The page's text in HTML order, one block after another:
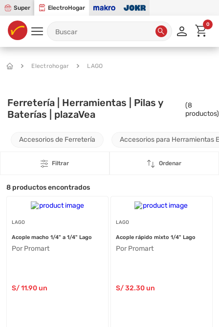
Super ElectroHogar
0
Electrohogar LAGO
Ferretería | Herramientas | Pilas y
Baterías | plazaVea
(8
productos)
Accesorios de Ferretería Accesorios para Herramientas
Filtrar Ordenar
8 productos encontrados
LAGO
Acople macho 1/4" a 1/4" Lago
Por Promart
S/11.90 un
LAGO
Acople rápido mixto 1/4" Lago
Por Promart
S/32.30un